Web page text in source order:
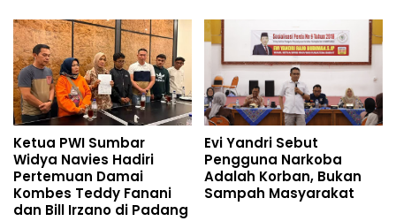
Ketua PWI Sumbar
Widya Navies Hadiri
Pertemuan Damai
Kombes Teddy Fanani
dan Bill Irzano di Padang
Evi Yandri Sebut
Pengguna Narkoba
Adalah Korban, Bukan
Sampah Masyarakat